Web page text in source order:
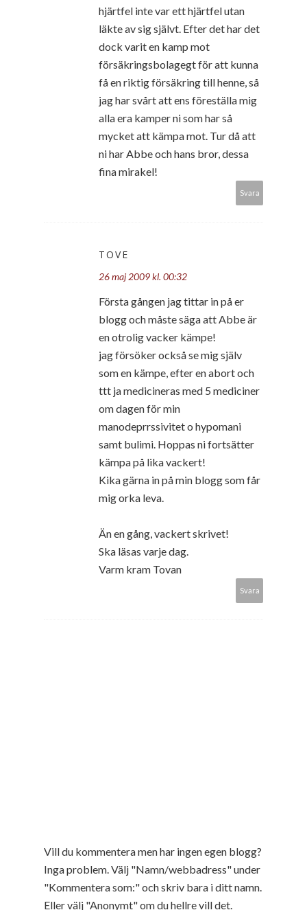
hjärtfel inte var ett hjärtfel utan
läkte av sig självt. Efter det har det
dock varit en kamp mot
försäkringsbolagegt för att kunna
få en riktig försäkring till henne, så
jag har svårt att ens föreställa mig
alla era kamper ni som har så
mycket att kämpa mot. Tur då att
ni har Abbe och hans bror, dessa
fina mirakel!
Svara
TOVE
26 maj 2009 kl. 00:32
Första gången jag tittar in på er
blogg och måste säga att Abbe är
en otrolig vacker kämpe!
jag försöker också se mig själv
som en kämpe, efter en abort och
ttt ja medicineras med 5 mediciner
om dagen för min
manodeprrssivitet o hypomani
samt bulimi. Hoppas ni fortsätter
kämpa på lika vackert!
Kika gärna in på min blogg som får
mig orka leva.
Än en gång, vackert skrivet!
Ska läsas varje dag.
Varm kram Tovan
Svara
Vill du kommentera men har ingen egen blogg?
Inga problem. Välj "Namn/webbadress" under
"Kommentera som:" och skriv bara i ditt namn.
Eller välj "Anonymt" om du hellre vill det.